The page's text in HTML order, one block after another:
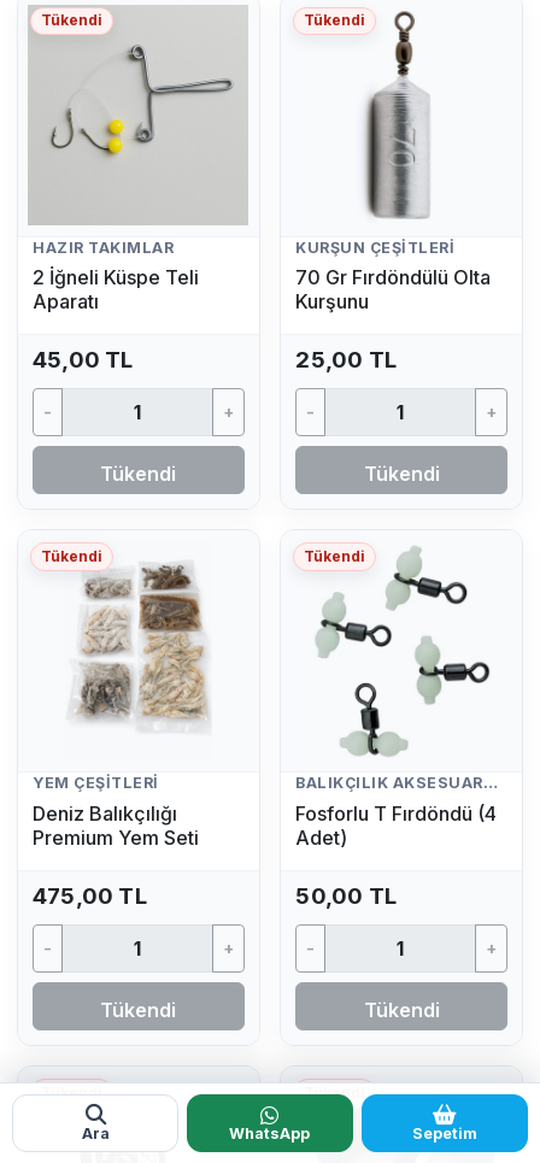
Ara WhatsApp Sepetim
Tükendi
HAZIR TAKIMLAR
2 İğneli Küspe Teli
Aparatı
45,00 TL
- +
Tükendi
Tükendi
KURŞUN ÇEŞITLERI
70 Gr Fırdöndülü Olta
Kurşunu
25,00 TL
- +
Tükendi
Tükendi
YEM ÇEŞITLERI
Deniz Balıkçılığı
Premium Yem Seti
475,00 TL
- +
Tükendi
Tükendi
BALIKÇILIK AKSESUARLARI
Fosforlu T Fırdöndü (4
Adet)
50,00 TL
- +
Tükendi
Tükendi Tükendi